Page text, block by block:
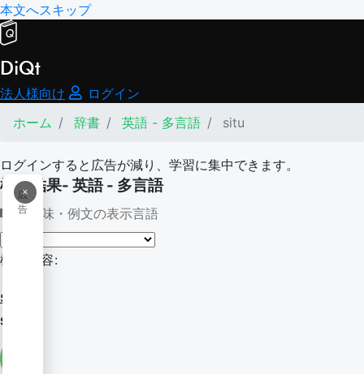
本文へスキップ
DiQt
法人様向け
ログイン
ホーム
辞書 英語 - 多言語 situ
ログインすると広告が減り、学習に集中できます。
×
広
告
検索結果- 英語 - 多言語
意味・例文の表示言語
検索内容:
situ
situ